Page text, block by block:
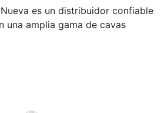
es un distribuidor confiable
una amplia gama de cavas